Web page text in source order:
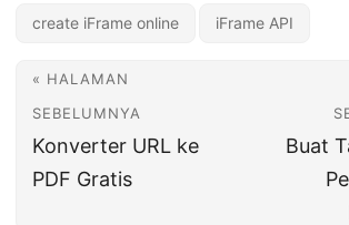
create iFrame online iFrame API
« HALAMAN
SEBELUMNYA
Konverter URL ke
PDF Gratis
Buat